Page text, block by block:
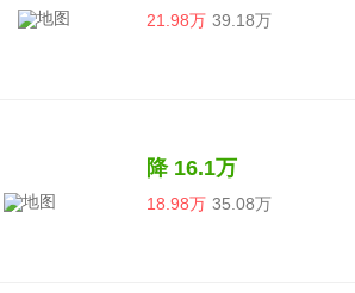
21.98万 39.18万
降 16.1万
18.98万 35.08万